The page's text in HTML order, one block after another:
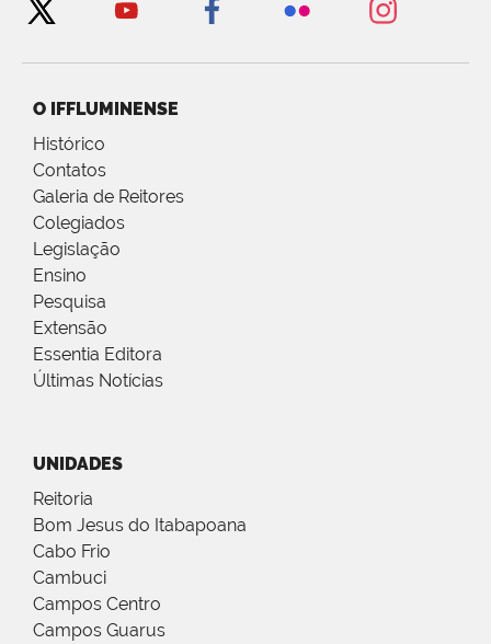
O IFFLUMINENSE
Histórico
Contatos
Galeria de Reitores
Colegiados
Legislação
Ensino
Pesquisa
Extensão
Essentia Editora
Últimas Notícias
UNIDADES
Reitoria
Bom Jesus do Itabapoana
Cabo Frio
Cambuci
Campos Centro
Campos Guarus